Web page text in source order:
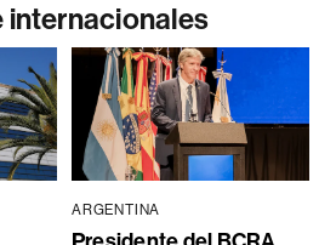
internacionales
ARGENTINA